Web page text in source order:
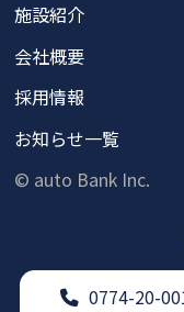
0774-20-
施設紹介
会社概要
採用情報
お知らせ一覧
© auto Bank Inc.